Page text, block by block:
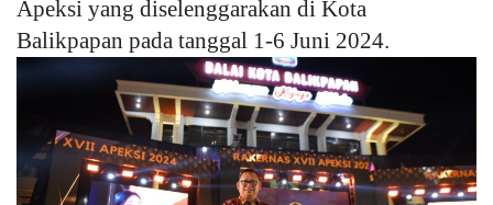
Perempuan/Anak
Apeksi yang diselenggarakan di Kota
Balikpapan pada tanggal 1-6 Juni 2024.